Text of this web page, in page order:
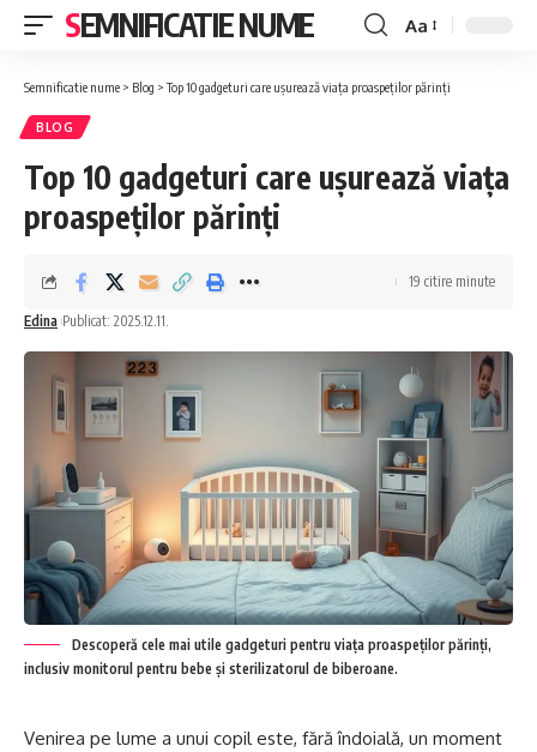
SEMNIFICATIE NUME
Font
Aa
Semnificatie nume > Blog >Top 10 gadgeturi care ușurează viața proaspeților părinți
BLOG
Top 10 gadgeturi care ușurează viața
proaspeților părinți
Edina Publicat: 2025.12.11.
19 citire minute
Descoperă cele mai utile gadgeturi pentru viața proaspeților părinți,
inclusiv monitorul pentru bebe și sterilizatorul de biberoane.
Venirea pe lume a unui copil este, fără îndoială, un moment